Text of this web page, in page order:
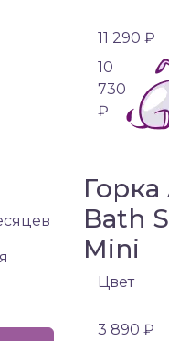
11 290 ₽
10
730
₽
Bath
Mini
Цвет
3 890 ₽